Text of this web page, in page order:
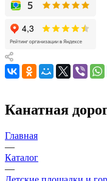
Канатная
Главная
—
Каталог
—